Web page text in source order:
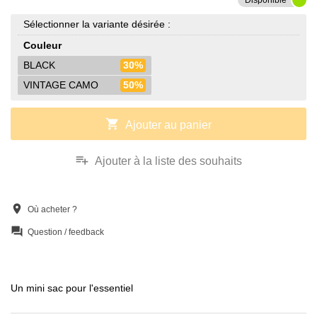
Sélectionner la variante désirée :
Couleur
BLACK
30%
VINTAGE CAMO
50%
shopping_cart Ajouter au panier
playlist_add Ajouter à la liste des souhaits
location_on Où acheter ?
question_answer Question / feedback
Un mini sac pour l'essentiel